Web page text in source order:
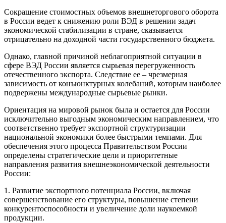
Сокращение стоимостных объемов внешнеторгового оборота
в России ведет к снижению роли ВЭД в решении задач
экономической стабилизации в стране, сказывается
отрицательно на доходной части государственного бюджета.
Однако, главной причиной неблагоприятной ситуации в
сфере ВЭД России является сырьевая перегруженность
отечественного экспорта. Следствие ее – чрезмерная
зависимость от конъюнктурных колебаний, которым наиболее
подвержены международные сырьевые рынки.
Ориентация на мировой рынок была и остается для России
исключительно выгодным экономическим направлением, что
соответственно требует экспортной структуризации
национальной экономики более быстрыми темпами. Для
обеспечения этого процесса Правительством России
определены стратегические цели и приоритетные
направления развития внешнеэкономической деятельности
России:
1. Развитие экспортного потенциала России, включая
совершенствование его структуры, повышение степени
конкурентоспособности и увеличение доли наукоемкой
продукции.